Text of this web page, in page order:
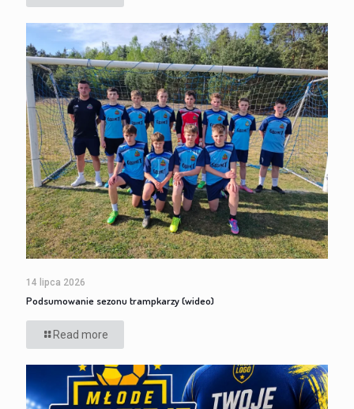
14 lipca 2026
Podsumowanie sezonu trampkarzy (wideo)
Read more